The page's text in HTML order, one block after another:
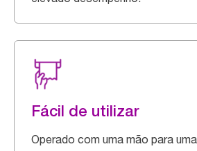
Fácil de utilizar
Operado com uma mão para